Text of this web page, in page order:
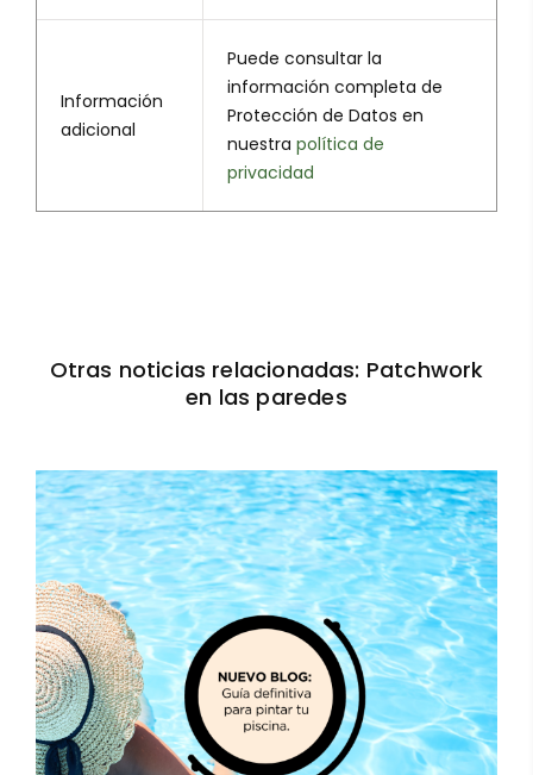
Información
adicional
Puede consultar la
información completa de
Protección de Datos en
nuestra política de
privacidad
Otras noticias relacionadas: Patchwork
en las paredes